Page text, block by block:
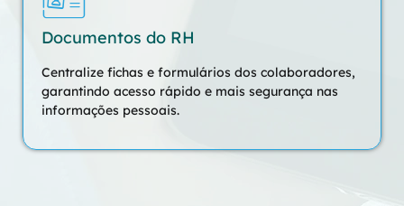
Documentos do RH
Centralize fichas e formulários dos colaboradores,
garantindo acesso rápido e mais segurança nas
informações pessoais.